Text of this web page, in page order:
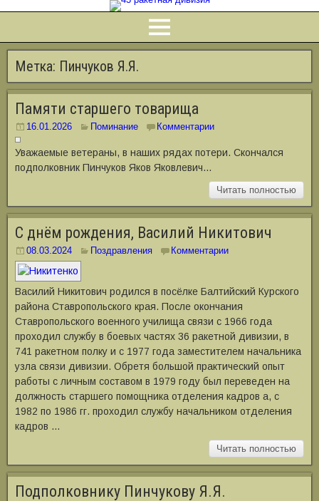
Метка: Пинчуков Я.Я.
Памяти старшего товарища
16.01.2026 Поминание Комментарии
Уважаемые ветераны, в наших рядах потери. Скончался
подполковник Пинчуков Яков Яковлевич…
Читать полностью
С днём рождения, Василий Никитович
08.03.2024 Поздравления Комментарии
Василий Никитович родился в посёлке Балтийский Курского
района Ставропольского края. После окончания
Ставропольского военного училища связи с 1966 года
проходил службу в боевых частях 36 ракетной дивизии, в
741 ракетном полку и с 1977 года заместителем начальника
узла связи дивизии. Обретя большой практический опыт
работы с личным составом в 1979 году был переведен на
должность старшего помощника отделения кадров а, с
1982 по 1986 гг. проходил службу начальником отделения
кадров …
Читать полностью
Подполковнику Пинчукову Я.Я.